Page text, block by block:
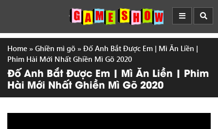
Home » Ghiền mì gõ » Đố Anh Bắt Được Em | Mì Ăn Liền |
Phim Hài Mới Nhất Ghiền Mì Gõ 2020
Đố Anh Bắt Được Em | Mì Ăn Liền | Phim
Hài Mới Nhất Ghiền Mì Gõ 2020